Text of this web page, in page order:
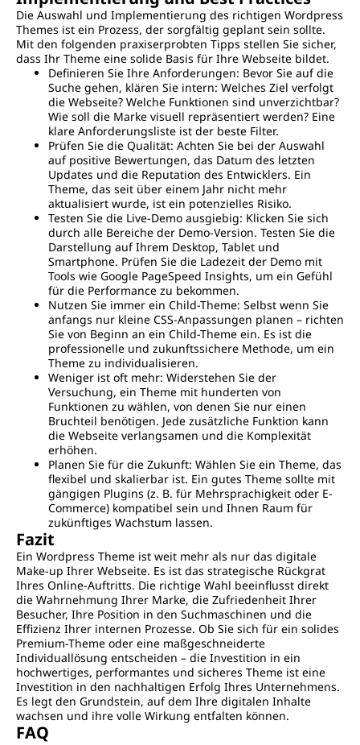
Die Auswahl und Implementierung des richtigen Wordpress
Themes ist ein Prozess, der sorgfältig geplant sein sollte.
Mit den folgenden praxiserprobten Tipps stellen Sie sicher,
dass Ihr Theme eine solide Basis für Ihre Webseite bildet.
Definieren Sie Ihre Anforderungen: Bevor Sie auf die
Suche gehen, klären Sie intern: Welches Ziel verfolgt
die Webseite? Welche Funktionen sind unverzichtbar?
Wie soll die Marke visuell repräsentiert werden? Eine
klare Anforderungsliste ist der beste Filter.
Prüfen Sie die Qualität: Achten Sie bei der Auswahl
auf positive Bewertungen, das Datum des letzten
Updates und die Reputation des Entwicklers. Ein
Theme, das seit über einem Jahr nicht mehr
aktualisiert wurde, ist ein potenzielles Risiko.
Testen Sie die Live-Demo ausgiebig: Klicken Sie sich
durch alle Bereiche der Demo-Version. Testen Sie die
Darstellung auf Ihrem Desktop, Tablet und
Smartphone. Prüfen Sie die Ladezeit der Demo mit
Tools wie Google PageSpeed Insights, um ein Gefühl
für die Performance zu bekommen.
Nutzen Sie immer ein Child-Theme: Selbst wenn Sie
anfangs nur kleine CSS-Anpassungen planen – richten
Sie von Beginn an ein Child-Theme ein. Es ist die
professionelle und zukunftssichere Methode, um ein
Theme zu individualisieren.
Weniger ist oft mehr: Widerstehen Sie der
Versuchung, ein Theme mit hunderten von
Funktionen zu wählen, von denen Sie nur einen
Bruchteil benötigen. Jede zusätzliche Funktion kann
die Webseite verlangsamen und die Komplexität
erhöhen.
Planen Sie für die Zukunft: Wählen Sie ein Theme, das
flexibel und skalierbar ist. Ein gutes Theme sollte mit
gängigen Plugins (z. B. für Mehrsprachigkeit oder E-
Commerce) kompatibel sein und Ihnen Raum für
zukünftiges Wachstum lassen.
Fazit
Ein Wordpress Theme ist weit mehr als nur das digitale
Make-up Ihrer Webseite. Es ist das strategische Rückgrat
Ihres Online-Auftritts. Die richtige Wahl beeinflusst direkt
die Wahrnehmung Ihrer Marke, die Zufriedenheit Ihrer
Besucher, Ihre Position in den Suchmaschinen und die
Effizienz Ihrer internen Prozesse. Ob Sie sich für ein solides
Premium-Theme oder eine maßgeschneiderte
Individuallösung entscheiden – die Investition in ein
hochwertiges, performantes und sicheres Theme ist eine
Investition in den nachhaltigen Erfolg Ihres Unternehmens.
Es legt den Grundstein, auf dem Ihre digitalen Inhalte
wachsen und ihre volle Wirkung entfalten können.
FAQ